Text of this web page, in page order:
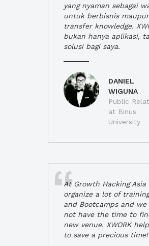
yang nyaman sebagai
untuk berbisnis
transfer knowledge.
bukan hanya aplikasi,
solusi bagi saya.
DANIEL
WIGUNA
Public
at Binus
University
At Growth Hacking Asia
organize a lot of
and Bootcamps and we
not have the time to
new venue. XWORK
to save a precious time!